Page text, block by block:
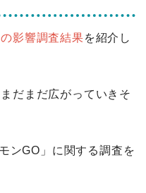
影響調査結果を紹介し
だまだ広がっていきそ
ンGO」に関する調査を